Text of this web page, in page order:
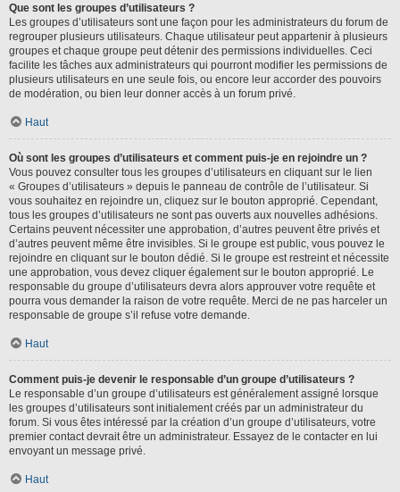
Que sont les groupes d’utilisateurs ?
Les groupes d’utilisateurs sont une façon pour les administrateurs du forum de
regrouper plusieurs utilisateurs. Chaque utilisateur peut appartenir à plusieurs
groupes et chaque groupe peut détenir des permissions individuelles. Ceci
facilite les tâches aux administrateurs qui pourront modifier les permissions de
plusieurs utilisateurs en une seule fois, ou encore leur accorder des pouvoirs
de modération, ou bien leur donner accès à un forum privé.
Haut
Où sont les groupes d’utilisateurs et comment puis-je en rejoindre un ?
Vous pouvez consulter tous les groupes d’utilisateurs en cliquant sur le lien
« Groupes d’utilisateurs » depuis le panneau de contrôle de l’utilisateur. Si
vous souhaitez en rejoindre un, cliquez sur le bouton approprié. Cependant,
tous les groupes d’utilisateurs ne sont pas ouverts aux nouvelles adhésions.
Certains peuvent nécessiter une approbation, d’autres peuvent être privés et
d’autres peuvent même être invisibles. Si le groupe est public, vous pouvez le
rejoindre en cliquant sur le bouton dédié. Si le groupe est restreint et nécessite
une approbation, vous devez cliquer également sur le bouton approprié. Le
responsable du groupe d’utilisateurs devra alors approuver votre requête et
pourra vous demander la raison de votre requête. Merci de ne pas harceler un
responsable de groupe s’il refuse votre demande.
Haut
Comment puis-je devenir le responsable d’un groupe d’utilisateurs ?
Le responsable d’un groupe d’utilisateurs est généralement assigné lorsque
les groupes d’utilisateurs sont initialement créés par un administrateur du
forum. Si vous êtes intéressé par la création d’un groupe d’utilisateurs, votre
premier contact devrait être un administrateur. Essayez de le contacter en lui
envoyant un message privé.
Haut